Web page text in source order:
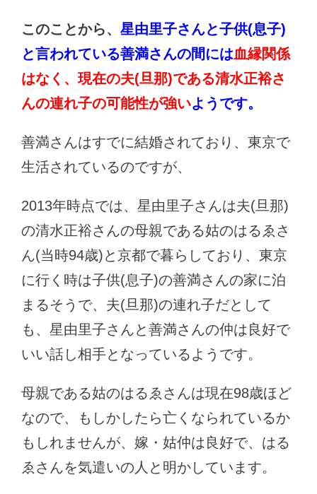
このことから、 星由里子さんと子供(息子)
と言われている善満さんの間には血縁関係
はなく、現在の夫(旦那)である清水正裕さ
んの連れ子の可能性が強いようです。
善満さんはすでに結婚されており、東京で
生活されているのですが、
2013年時点では、星由里子さんは夫(旦那)
の清水正裕さんの母親である姑のはるゑさ
ん(当時94歳)と京都で暮らしており、東京
に行く時は子供(息子)の善満さんの家に泊
まるそうで、夫(旦那)の連れ子だとして
も、星由里子さんと善満さんの仲は良好で
いい話し相手となっているようです。
母親である姑のはるゑさんは現在98歳ほど
なので、もしかしたら亡くなられているか
もしれませんが、嫁・姑仲は良好で、はる
ゑさんを気遣いの人と明かしています。